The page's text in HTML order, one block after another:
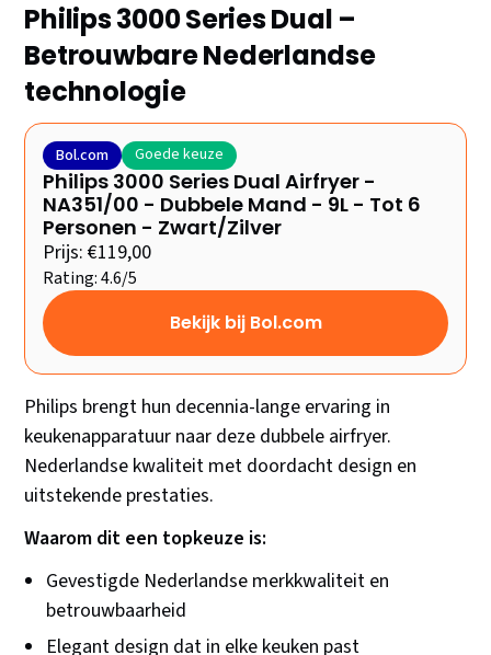
Philips 3000 Series Dual –
Betrouwbare Nederlandse
technologie
Bol.com Goede keuze
Philips 3000 Series Dual Airfryer -
NA351/00 - Dubbele Mand - 9L - Tot 6
Personen - Zwart/Zilver
Prijs: €119,00
Rating: 4.6/5
Bekijk bij Bol.com
Philips brengt hun decennia-lange ervaring in
keukenapparatuur naar deze dubbele airfryer.
Nederlandse kwaliteit met doordacht design en
uitstekende prestaties.
Waarom dit een topkeuze is:
Gevestigde Nederlandse merkkwaliteit en
betrouwbaarheid
Elegant design dat in elke keuken past